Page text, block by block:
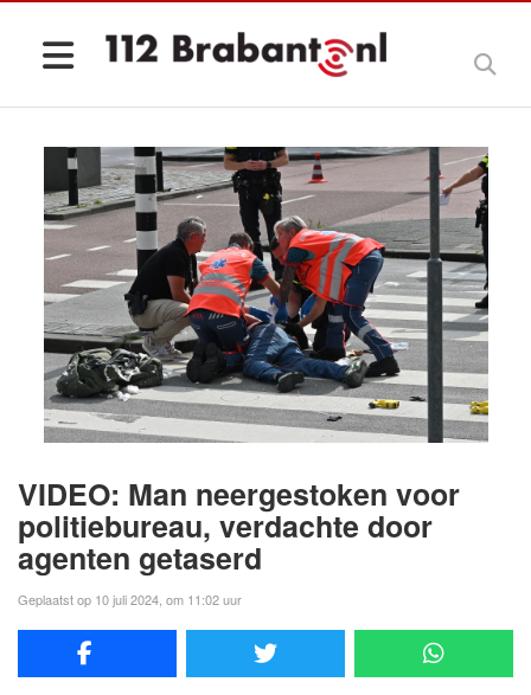
VIDEO: Man neergestoken voor
politiebureau, verdachte door
agenten getaserd
Geplaatst op 10 juli 2024, om 11:02 uur